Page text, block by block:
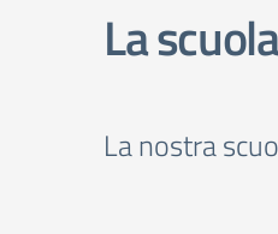
La
La nostra